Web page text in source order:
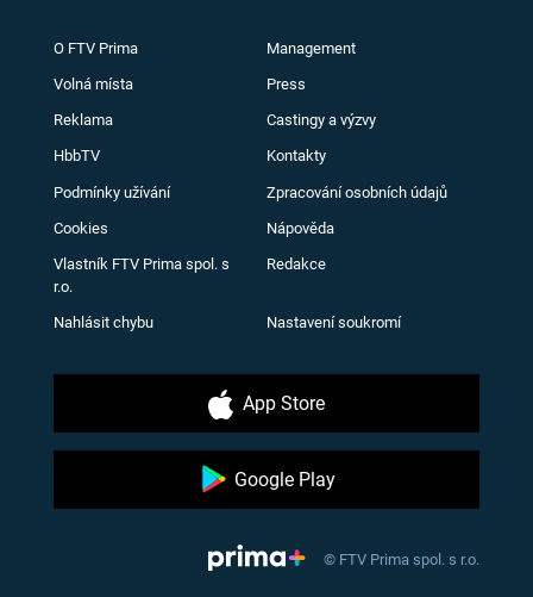
O FTV Prima Management
Volná místa Press
Reklama Castingy a výzvy
HbbTV Kontakty
Podmínky užívání Zpracování osobních údajů
Cookies Nápověda
Vlastník FTV Prima spol. s
r.o.
Redakce
Nahlásit chybu Nastavení soukromí
App Store
Google Play
© FTV Prima spol. s r.o.